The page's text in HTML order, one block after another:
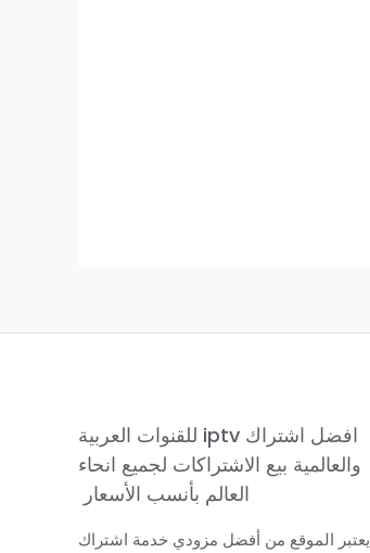
افضل اشتراك iptv للقنوات العربية
والعالمية بيع الاشتراكات لجميع انحاء
العالم بأنسب الأسعار
يعتبر الموقع من أفضل مزودي خدمة اشتراك